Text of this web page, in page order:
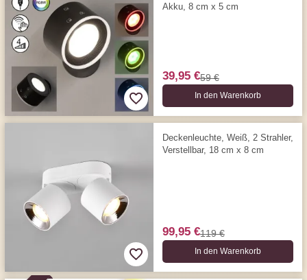
Akku, 8 cm x 5 cm
39,95 €59 €
In den Warenkorb
Deckenleuchte, Weiß, 2 Strahler,
Verstellbar, 18 cm x 8 cm
99,95 €119 €
In den Warenkorb